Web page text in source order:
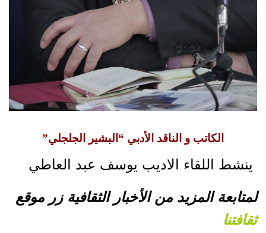
الكاتب و الناقد الأدبي “ البشير الجلجلي”
ينشط اللقاء الاديب يوسف عبد العاطي
لمتابعة المزيد من الأخبار الثقافية زر موقع
ثقافتنا